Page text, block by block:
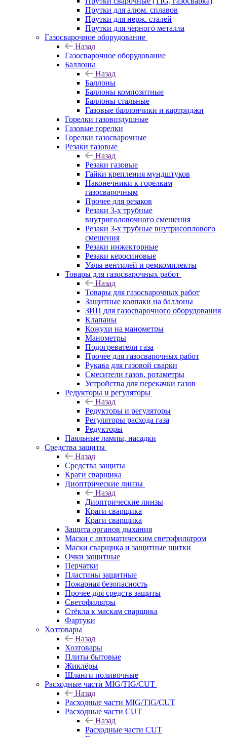
Прутки для алюм. сплавов
Прутки для нерж. сталей
Прутки для черного металла
Газосварочное оборудование
Назад
Газосварочное оборудование
Баллоны
Назад
Баллоны
Баллоны композитные
Баллоны стальные
Газовые баллончики и картриджи
Горелки газовоздушные
Газовые горелки
Горелки газосварочные
Резаки газовые
Назад
Резаки газовые
Гайки крепления мундштуков
Наконечники к горелкам
газосварочным
Прочее для резаков
Резаки 3-х трубные
внутриголовочного смешения
Резаки 3-х трубные внутрисоплового
смешения
Резаки инжекторные
Резаки керосиновые
Узлы вентилей и ремкомплекты
Товары для газосварочных работ
Назад
Товары для газосварочных работ
Защитные колпаки на баллоны
ЗИП для газосварочного оборудования
Клапаны
Кожухи на манометры
Манометры
Подогреватели газа
Прочее для газосварочных работ
Рукава для газовой сварки
Смесители газов, ротаметры
Устройства для перекачки газов
Редукторы и регуляторы
Назад
Редукторы и регуляторы
Регуляторы расхода газа
Редукторы
Паяльные лампы, насадки
Средства защиты
Назад
Средства защиты
Краги сварщика
Диоптрические линзы
Назад
Диоптрические линзы
Краги сварщика
Краги сварщика
Защита органов дыхания
Маски с автоматическим светофильтром
Маски сварщика и защитные щитки
Очки защитные
Перчатки
Пластины защитные
Пожарная безопасность
Прочее для средств защиты
Светофильтры
Стёкла к маскам сварщика
Фартуки
Хозтовары
Назад
Хозтовары
Плиты бытовые
Жиклёры
Шланги поливочные
Расходные части MIG/TIG/CUT
Назад
Расходные части MIG/TIG/CUT
Расходные части CUT
Назад
Расходные части CUT